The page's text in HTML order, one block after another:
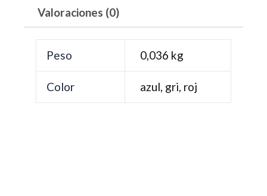
Valoraciones (0)
Peso 0,036 kg
Color azul, gri, roj